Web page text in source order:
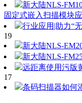
新大陆NLS-
固定式嵌入扫描模块
行业应用|助力“无接
19
新大陆NLS-
新大陆NLS-
远距离使用污版
17
条码扫描器如何